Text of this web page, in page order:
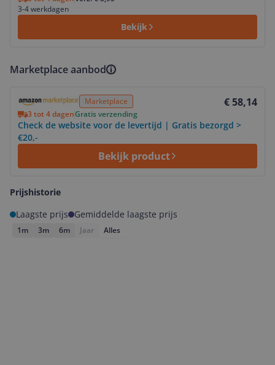
3-4 werkdagen
Bekijk
Marketplace aanbod
Marketplace € 58,14
3 tot 4 dagenGratis verzending
Check de website voor de levertijd | Gratis bezorgd >
€20,-
Bekijk product
Prijshistorie
Laagste prijs
Gemiddelde laagste prijs
1m 3m 6m Jaar Alles